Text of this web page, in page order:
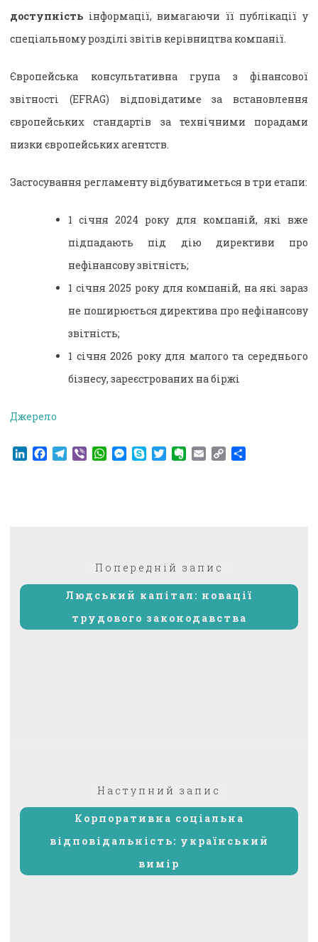
доступність інформації, вимагаючи її публікації у
спеціальному розділі звітів керівництва компанії.
Європейська консультативна група з фінансової
звітності (EFRAG) відповідатиме за встановлення
європейських стандартів за технічними порадами
низки європейських агентств.
Застосування регламенту відбуватиметься в три етапи:
1 січня 2024 року для компаній, які вже
підпадають під дію директиви про
нефінансову звітність;
1 січня 2025 року для компаній, на які зараз
не поширюється директива про нефінансову
звітність;
1 січня 2026 року для малого та середнього
бізнесу, зареєстрованих на біржі
Джерело
LinkedIn
Facebook
Telegram
ViberWhatsApp
Messenger
SkypeTwitterEvernote
EmailCopy
Попередній запис
Людський капітал: новації
трудового законодавства
Наступний запис
Корпоративна соціальна
відповідальність: український
вимір